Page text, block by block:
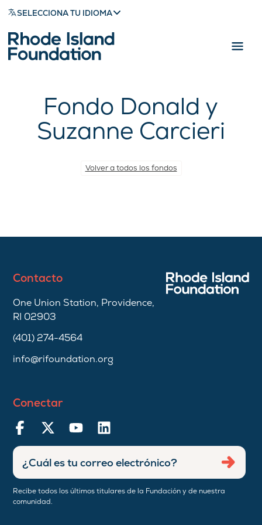
SELECCIONA TU IDIOMA
Fondo Donald y
Suzanne Carcieri
Volver a todos los fondos
Contacto
One Union Station, Providence,
RI 02903
(401) 274-4564
info@rifoundation.org
Conectar
Recibe todos los últimos titulares de la Fundación y de nuestra
comunidad.
Ingresar
dirección
de
correo
Enviar